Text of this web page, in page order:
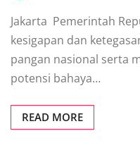
Jakarta  Pemerintah
kesigapan dan
pangan nasional serta
potensi bahaya…
READ MORE